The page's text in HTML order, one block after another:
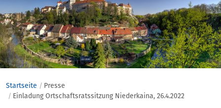
anspringen
Startseite
Presse
Einladung Ortschaftsratssitzung Niederkaina, 26.4.2022